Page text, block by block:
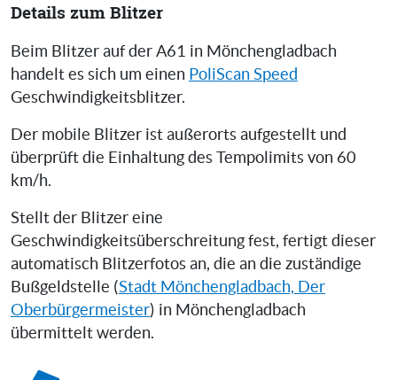
Details zum Blitzer
Beim Blitzer auf der A61 in Mönchengladbach
handelt es sich um einen PoliScan Speed
Geschwindigkeitsblitzer.
Der mobile Blitzer ist außerorts aufgestellt und
überprüft die Einhaltung des Tempolimits von 60
km/h.
Stellt der Blitzer eine
Geschwindigkeitsüberschreitung fest, fertigt dieser
automatisch Blitzerfotos an, die an die zuständige
Bußgeldstelle (Stadt Mönchengladbach, Der
Oberbürgermeister) in Mönchengladbach
übermittelt werden.